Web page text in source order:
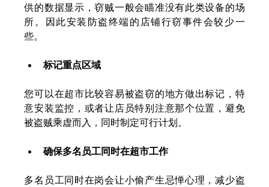
供的数据显示，窃贼一般会瞄准没有此类设备的场
所。因此安装防盗终端的店铺行窃事件会较少一
些。
标记重点区域
您可以在超市比较容易被盗窃的地方做出标记，特
意安装监控，或者让店员特别注意那个位置，避免
被盗贼乘虚而入，同时制定可行计划。
确保多名员工同时在超市工作
多名员工同时在岗会让小偷产生忌惮心理，减少盗